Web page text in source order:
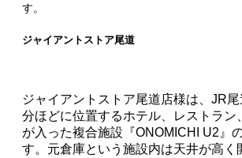
す。
ジャイアントストア尾道
ジャイアントストア尾道店様は、JR
分ほどに位置するホテル、レストラン
が入った複合施設『ONOMICHI U2』
す。元倉庫という施設内は天井が高く